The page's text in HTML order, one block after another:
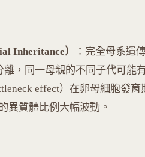
Inheritance）
：完全母系遺
離，同一母親的不同子代可能
effect）在卵母細胞發育
異質體比例大幅波動。